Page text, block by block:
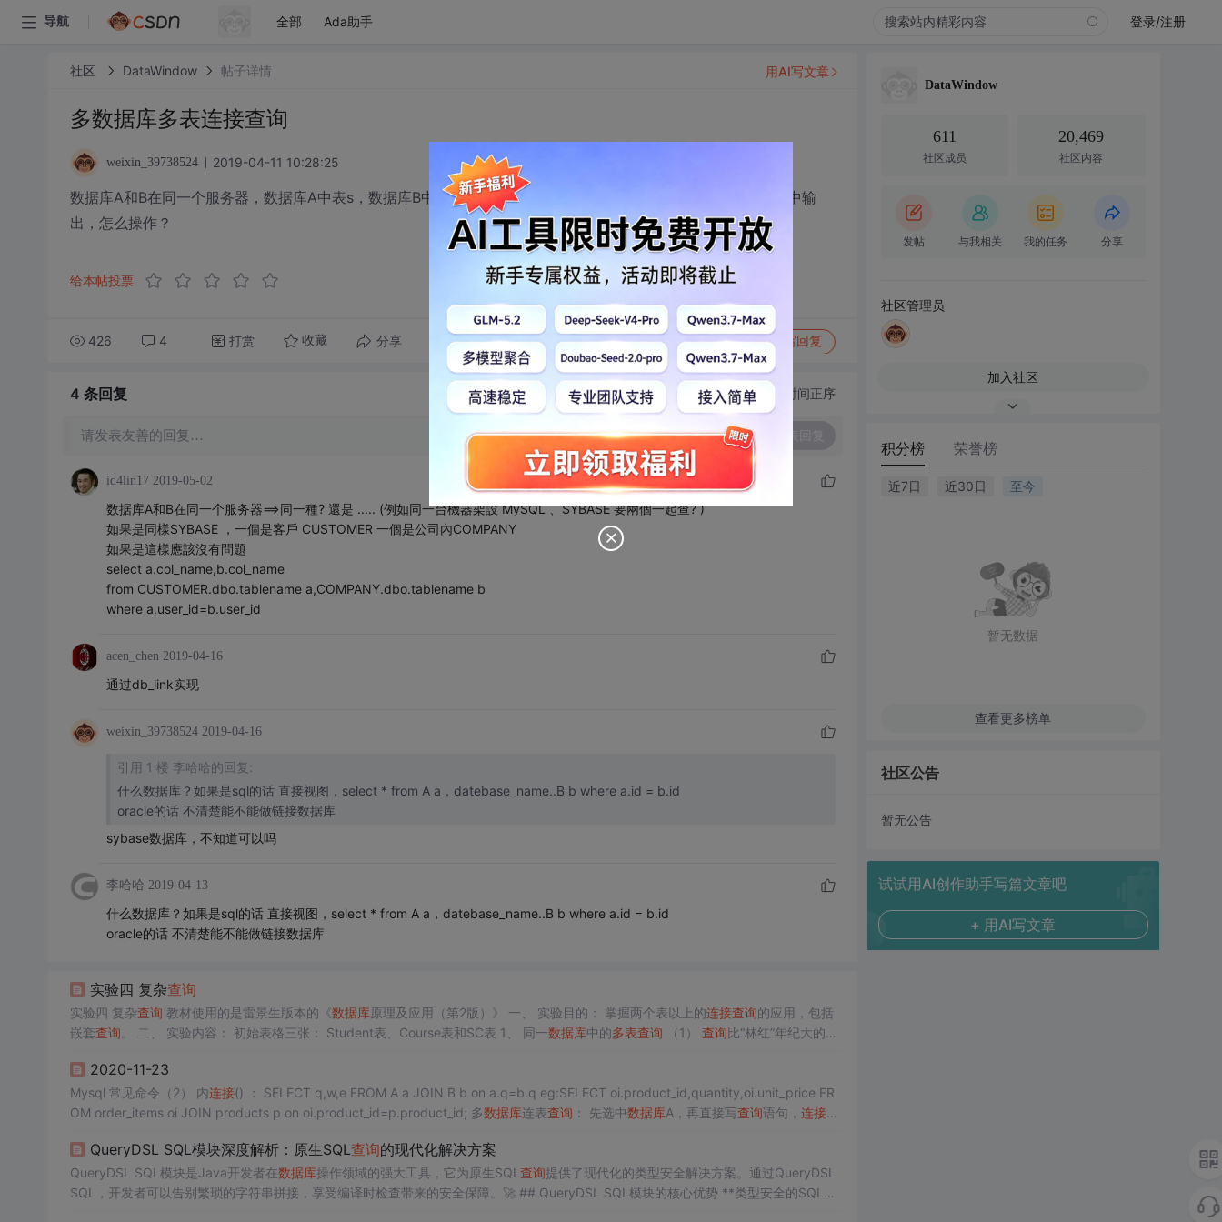
导航 全部 Ada助手 登录/注册
社区 DataWindow 帖子详情
多数据库多表连接查询
weixin_39738524 2019-04-11 10:28:25
数据库A和B在同一个服务器，数据库A中表s，数据库B中表d，将s和d连接到一起查询，满足条件查询结果在dw中输
出，怎么操作？
给本帖投票
426 4 打赏 收藏 分享 转发到动态 举报 写回复
用AI写文章
4 条回复 切换为时间正序
请发表友善的回复…
id4lin17 2019-05-02
数据库A和B在同一个服务器==>同一種? 還是 ..... (例如同一台機器架設 MySQL 、SYBASE 要兩個一起查? )
如果是同樣SYBASE ，一個是客戶 CUSTOMER 一個是公司內COMPANY
如果是這樣應該沒有問題
select a.col_name,b.col_name
from CUSTOMER.dbo.tablename a,COMPANY.dbo.tablename b
where a.user_id=b.user_id
acen_chen 2019-04-16
通过db_link实现
weixin_39738524 2019-04-16
引用 1 楼 李哈哈的回复:
什么数据库？如果是sql的话 直接视图，select * from A a，datebase_name..B b where a.id = b.id
oracle的话 不清楚能不能做链接数据库
sybase数据库，不知道可以吗
李哈哈 2019-04-13
什么数据库？如果是sql的话 直接视图，select * from A a，datebase_name..B b where a.id = b.id
oracle的话 不清楚能不能做链接数据库
实验四 复杂查询
实验四 复杂查询 教材使用的是雷景生版本的《数据库原理及应用（第2版）》 一、 实验目的： 掌握两个表以上的连接查询的应用，包括
嵌套查询 。 二、 实验内容： 初始表格三张： Student表、Course表和SC表 1、 同一数据库中的多表查询 （1） 查询比“林红”年纪大的男
2020-11-23
Mysql 常见命令（2） 内连接() ： SELECT q,w,e FROM A a JOIN B b on a.q=b.q eg:SELECT oi.product_id,quantity,oi.unit_price FR
OM order_items oi JOIN products p on oi.product_id=p.product_id; 多数据库连表查询 ： 先选中数据库A，再直接写查询语句， 连接另
QueryDSL SQL模块深度解析：原生SQL查询的现代化解决方案
QueryDSL SQL模块是Java开发者在数据库操作领域的强大工具，它为原生SQL 查询提供了现代化的类型安全解决方案。通过QueryDSL
SQL，开发者可以告别繁琐的字符串拼接，享受编译时检查带来的安全保障。🚀 ## QueryDSL SQL模块的核心优势 **类型安全的SQL 查
DataWindow
611
社区成员
20,469
社区内容
发帖 与我相关 我的任务 分享
社区管理员
加入社区
积分榜 荣誉榜
近7日 近30日 至今
暂无数据
查看更多榜单
社区公告
暂无公告
试试用AI创作助手写篇文章吧
+ 用AI写文章